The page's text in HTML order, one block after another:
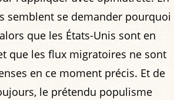
semblent se demander pourquoi
que les États-Unis sont en
que les flux migratoires ne sont
en ce moment précis. Et de
le prétendu populisme